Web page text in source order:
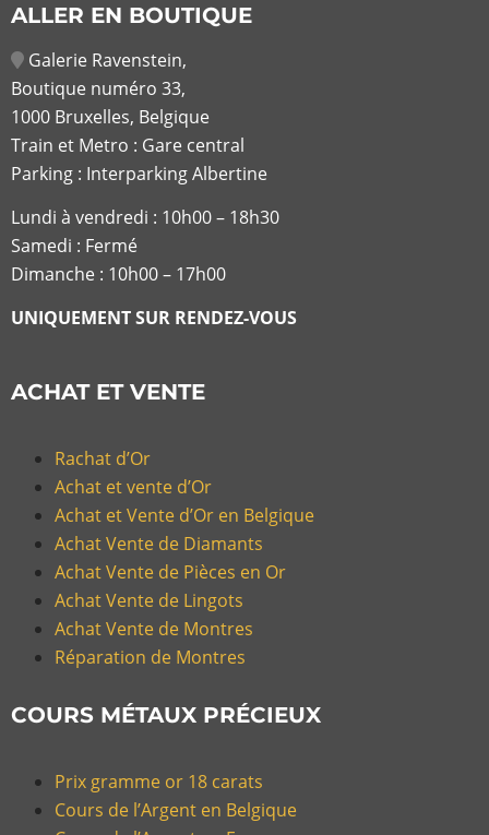
ALLER EN BOUTIQUE
Galerie Ravenstein,
Boutique numéro 33,
1000 Bruxelles, Belgique
Train et Metro : Gare central
Parking : Interparking Albertine
Lundi à vendredi : 10h00 – 18h30
Samedi : Fermé
Dimanche : 10h00 – 17h00
UNIQUEMENT SUR RENDEZ-VOUS
ACHAT ET VENTE
Rachat d’Or
Achat et vente d’Or
Achat et Vente d’Or en Belgique
Achat Vente de Diamants
Achat Vente de Pièces en Or
Achat Vente de Lingots
Achat Vente de Montres
Réparation de Montres
COURS MÉTAUX PRÉCIEUX
Prix gramme or 18 carats
Cours de l’Argent en Belgique